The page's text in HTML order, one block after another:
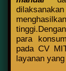
para
pada CV
layanan